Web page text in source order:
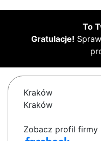
To
Gratulacje!
Kraków
Kraków
Zobacz profil firmy